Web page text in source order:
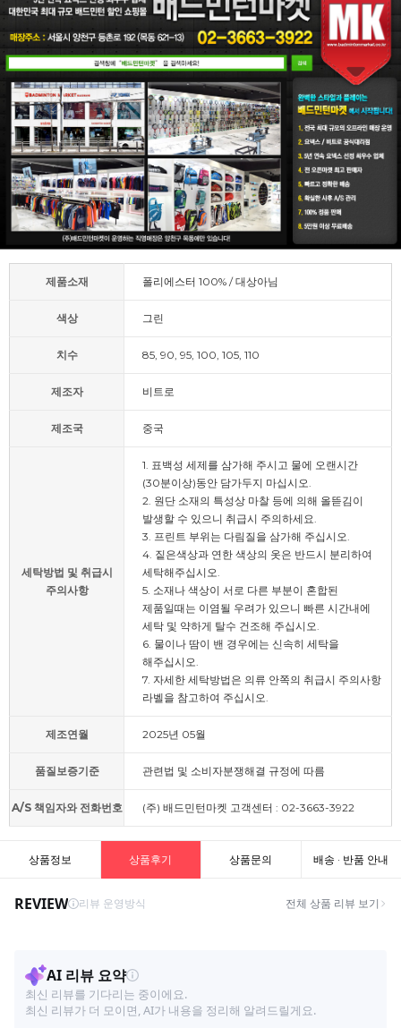
제품소재 폴리에스터 100% / 대상아님
색상 그린
치수 85, 90, 95, 100, 105, 110
제조자 비트로
제조국 중국
세탁방법 및 취급시
주의사항
1. 표백성 세제를 삼가해 주시고 물에 오랜시간
(30분이상)동안 담가두지 마십시오.
2. 원단 소재의 특성상 마찰 등에 의해 올뜯김이
발생할 수 있으니 취급시 주의하세요.
3. 프린트 부위는 다림질을 삼가해 주십시오.
4. 짙은색상과 연한 색상의 옷은 반드시 분리하여
세탁해주십시오.
5. 소재나 색상이 서로 다른 부분이 혼합된
제품일때는 이염될 우려가 있으니 빠른 시간내에
세탁 및 약하게 탈수 건조해 주십시오.
6. 물이나 땀이 밴 경우에는 신속히 세탁을
해주십시오.
7. 자세한 세탁방법은 의류 안쪽의 취급시 주의사항
라벨을 참고하여 주십시오.
제조연월 2025년 05월
품질보증기준 관련법 및 소비자분쟁해결 규정에 따름
A/S 책임자와 전화번호 (주) 배드민턴마켓 고객센터 : 02-3663-3922
상품정보 상품후기 상품문의 배송 · 반품 안내